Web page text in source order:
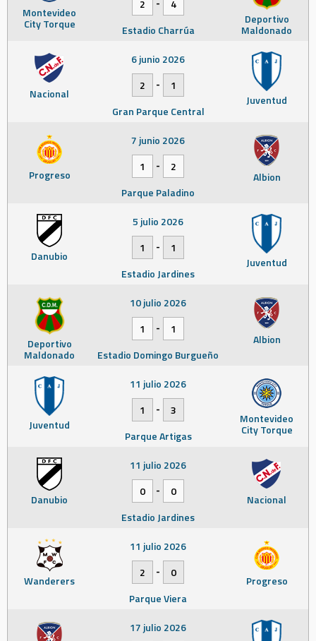
Montevideo
City Torque Deportivo
Maldonado
2
4
Estadio Charrúa
Nacional Juventud
6 junio 2026
2
-
1
Gran Parque Central
Progreso Albion
7 junio 2026
1
-
2
Parque Paladino
Danubio Juventud
5 julio 2026
1
-
1
Estadio Jardines
Deportivo
Maldonado
Albion
10 julio 2026
1
-
1
Estadio Domingo Burgueño
Juventud Montevideo
City Torque
11 julio 2026
1
-
3
Parque Artigas
Danubio Nacional
11 julio 2026
0
-
0
Estadio Jardines
Wanderers Progreso
11 julio 2026
2
-
0
Parque Viera
17 julio 2026